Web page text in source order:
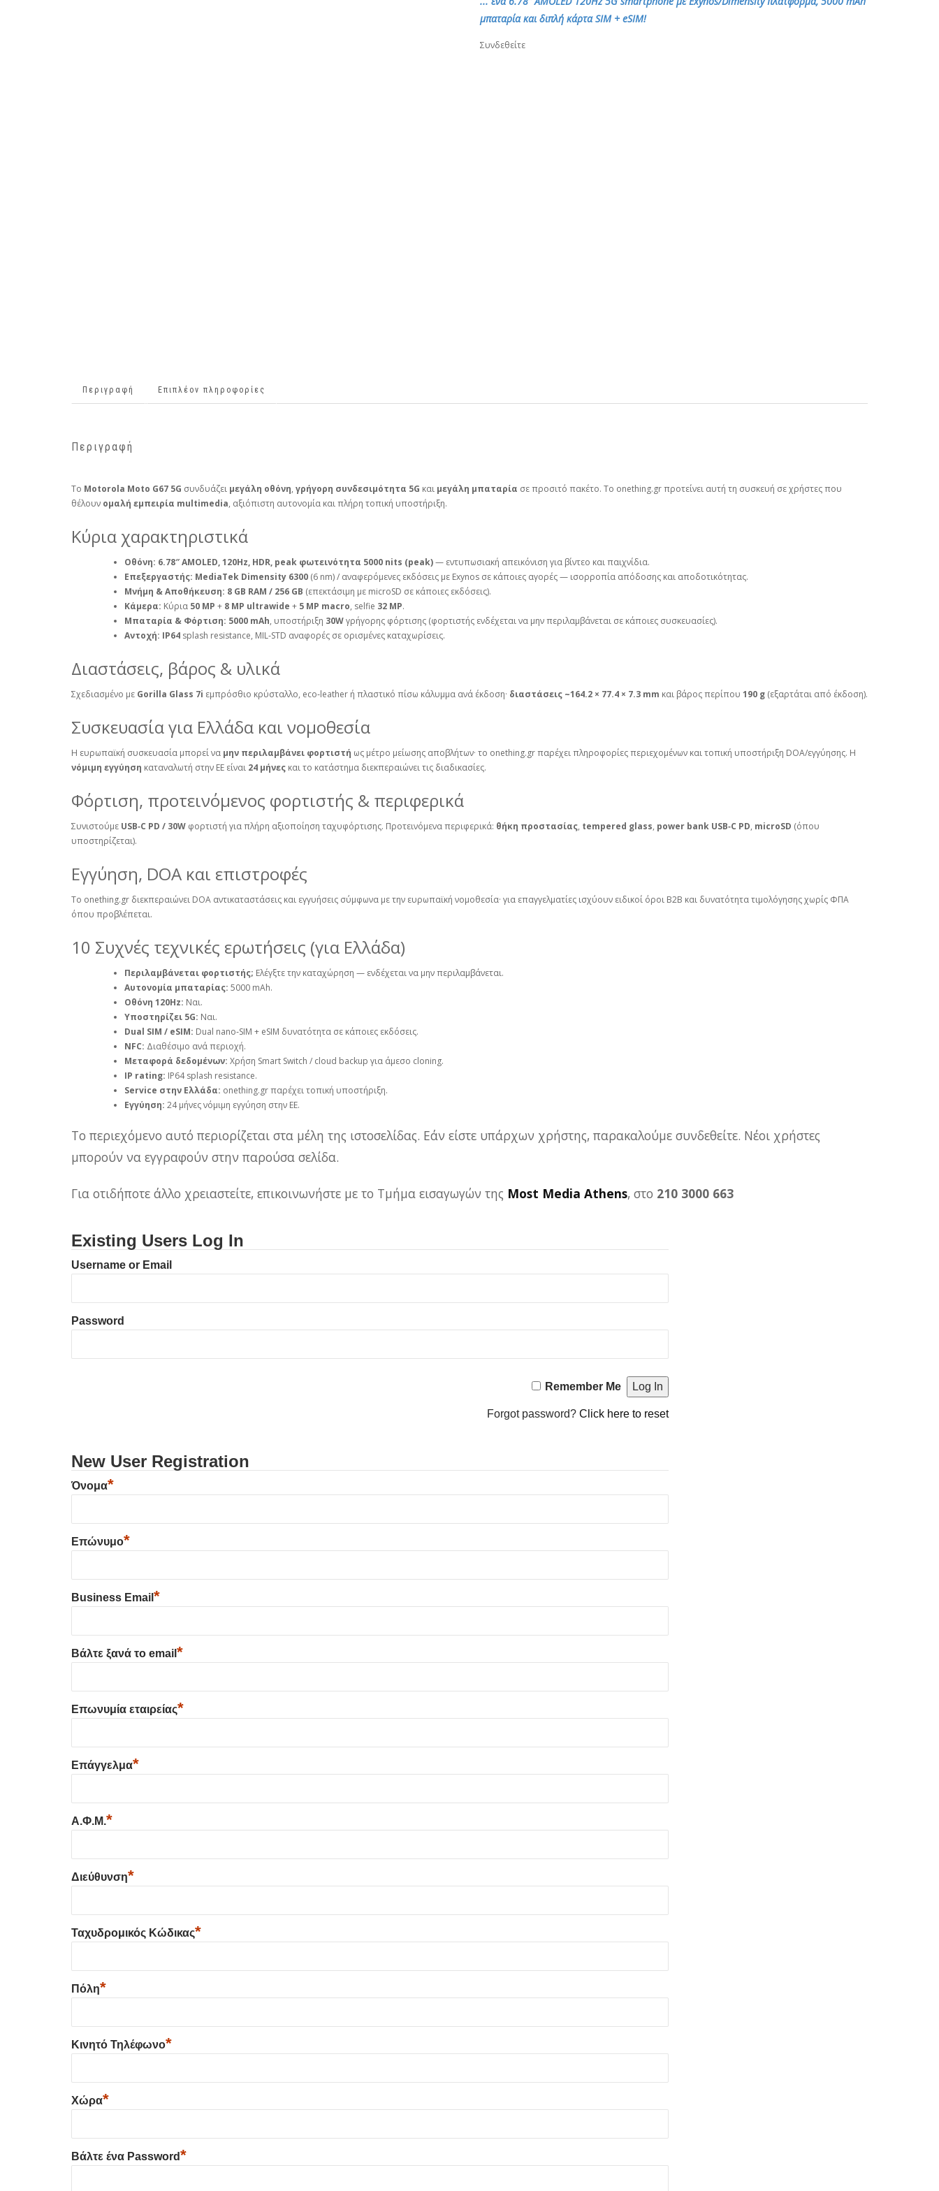
μπαταρία και διπλή κάρτα SIM + eSIM!
Συνδεθείτε
Περιγραφή Επιπλέον πληροφορίες
Περιγραφή
Το Motorola Moto G67 5G συνδυάζει μεγάλη οθόνη, γρήγορη συνδεσιμότητα 5G και μεγάλη μπαταρία σε προσιτό πακέτο. Το onething.gr προτείνει αυτή τη συσκευή σε χρήστες που
θέλουν ομαλή εμπειρία multimedia, αξιόπιστη αυτονομία και πλήρη τοπική υποστήριξη.
Κύρια χαρακτηριστικά
Οθόνη: 6.78″ AMOLED, 120Hz, HDR, peak φωτεινότητα 5000 nits (peak)— εντυπωσιακή απεικόνιση για βίντεο και παιχνίδια.
Επεξεργαστής: MediaTek Dimensity 6300 (6 nm) / αναφερόμενες εκδόσεις με Exynos σε κάποιες αγορές — ισορροπία απόδοσης και αποδοτικότητας.
Μνήμη & Αποθήκευση: 8 GB RAM / 256 GB (επεκτάσιμη με microSD σε κάποιες εκδόσεις).
Κάμερα: Κύρια 50 MP + 8 MP ultrawide + 5 MP macro, selfie 32 MP.
Μπαταρία & Φόρτιση: 5000 mAh, υποστήριξη 30Wγρήγορης φόρτισης (φορτιστής ενδέχεται να μην περιλαμβάνεται σε κάποιες συσκευασίες).
Αντοχή: IP64 splash resistance, MIL‑STD αναφορές σε ορισμένες καταχωρίσεις.
Διαστάσεις, βάρος & υλικά
Σχεδιασμένο με Gorilla Glass 7i εμπρόσθιο κρύσταλλο, eco‑leather ή πλαστικό πίσω κάλυμμα ανά έκδοση· διαστάσεις ~164.2 × 77.4 × 7.3 mm και βάρος περίπου 190 g (εξαρτάται από έκδοση).
Συσκευασία για Ελλάδα και νομοθεσία
Η ευρωπαϊκή συσκευασία μπορεί να μην περιλαμβάνει φορτιστή ως μέτρο μείωσης αποβλήτων· το onething.gr παρέχει πληροφορίες περιεχομένων και τοπική υποστήριξη DOA/εγγύησης. Η
νόμιμη εγγύηση καταναλωτή στην ΕΕ είναι 24 μήνες και το κατάστημα διεκπεραιώνει τις διαδικασίες.
Φόρτιση, προτεινόμενος φορτιστής & περιφερικά
Συνιστούμε USB‑C PD / 30W φορτιστή για πλήρη αξιοποίηση ταχυφόρτισης. Προτεινόμενα περιφερικά: θήκη προστασίας, tempered glass, power bank USB‑C PD, microSD (όπου
υποστηρίζεται).
Εγγύηση, DOA και επιστροφές
Το onething.gr διεκπεραιώνει DOA αντικαταστάσεις και εγγυήσεις σύμφωνα με την ευρωπαϊκή νομοθεσία· για επαγγελματίες ισχύουν ειδικοί όροι B2B και δυνατότητα τιμολόγησης χωρίς ΦΠΑ
όπου προβλέπεται.
10 Συχνές τεχνικές ερωτήσεις (για Ελλάδα)
Περιλαμβάνεται φορτιστής; Ελέγξτε την καταχώρηση — ενδέχεται να μην περιλαμβάνεται.
Αυτονομία μπαταρίας: 5000 mAh.
Οθόνη 120Hz: Ναι.
Υποστηρίζει 5G: Ναι.
Dual SIM / eSIM: Dual nano‑SIM + eSIM δυνατότητα σε κάποιες εκδόσεις.
NFC: Διαθέσιμο ανά περιοχή.
Μεταφορά δεδομένων: Χρήση Smart Switch / cloud backup για άμεσο cloning.
IP rating: IP64 splash resistance.
Service στην Ελλάδα: onething.gr παρέχει τοπική υποστήριξη.
Εγγύηση: 24 μήνες νόμιμη εγγύηση στην ΕΕ.
Το περιεχόμενο αυτό περιορίζεται στα μέλη της ιστοσελίδας. Εάν είστε υπάρχων χρήστης, παρακαλούμε συνδεθείτε. Νέοι χρήστες
μπορούν να εγγραφούν στην παρούσα σελίδα.
Για οτιδήποτε άλλο χρειαστείτε, επικοινωνήστε με το Τμήμα εισαγωγών της Most Media Athens, στο 210 3000 663
Existing Users Log In
Username or Email
Password
Remember Me
Forgot password? Click here to reset
New User Registration
Όνομα*
Επώνυμο*
Business Email *
Βάλτε ξανά το email *
Επωνυμία εταιρείας*
Επάγγελμα*
Α.Φ.Μ.*
Διεύθυνση*
Ταχυδρομικός Κώδικας*
Πόλη*
Κινητό Τηλέφωνο*
Χώρα*
Βάλτε ένα Password*